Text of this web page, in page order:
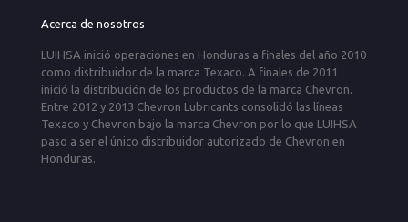
Acerca de nosotros
LUIHSA inició operaciones en Honduras a finales del año 2010
como distribuidor de la marca Texaco. A finales de 2011
inició la distribución de los productos de la marca Chevron.
Entre 2012 y 2013 Chevron Lubricants consolidó las líneas
Texaco y Chevron bajo la marca Chevron por lo que LUIHSA
paso a ser el único distribuidor autorizado de Chevron en
Honduras.